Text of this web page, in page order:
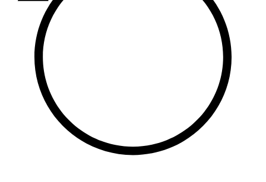
107,1 FM
Балык бистәсе
104,9 FM
Баулы
107,5 FM
Биләр